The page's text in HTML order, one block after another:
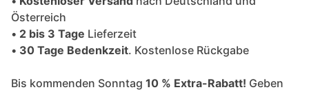
Österreich
• 2 bis 3 Tage Lieferzeit
• 30 Tage Bedenkzeit. Kostenlose Rückgabe
Bis kommenden Sonntag 10 % Extra-Rabatt! Geben